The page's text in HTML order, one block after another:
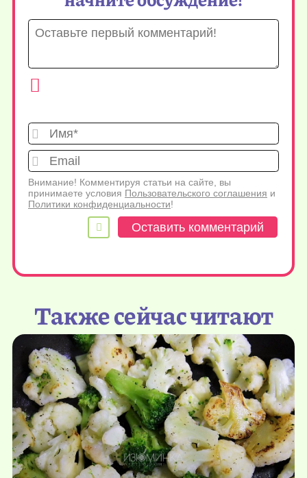
Имя*
Внимание! Комментируя статьи на сайте, вы
принимаете условия Пользовательского соглашения и
Политики конфиденциальности!
Также сейчас читают